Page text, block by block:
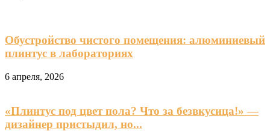
Обустройство чистого помещения: алюминиевый
плинтус в лабораториях
6 апреля, 2026
«Плинтус под цвет пола? Что за безвкусица!» —
дизайнер пристыдил, но...